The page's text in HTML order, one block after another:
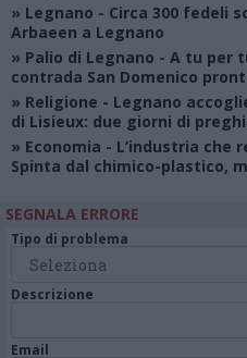
» Legnano - Circa 300 fedeli
Arbaeen a Legnano
» Palio di Legnano - A tu per
contrada San Domenico
» Religione - Legnano
di Lisieux: due giorni di
» Economia - L’industria che
Spinta dal chimico-plastico,
SEGNALA ERRORE
Tipo di problema
Descrizione
Email